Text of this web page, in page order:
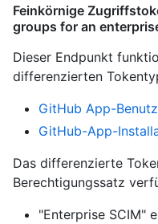
Feinkörnige
groups for an
Dieser Endpunkt
differenzierten
GitHub App-
GitHub-App-
Das differenzierte
Berechtigungssatz
"Enterprise SCIM"